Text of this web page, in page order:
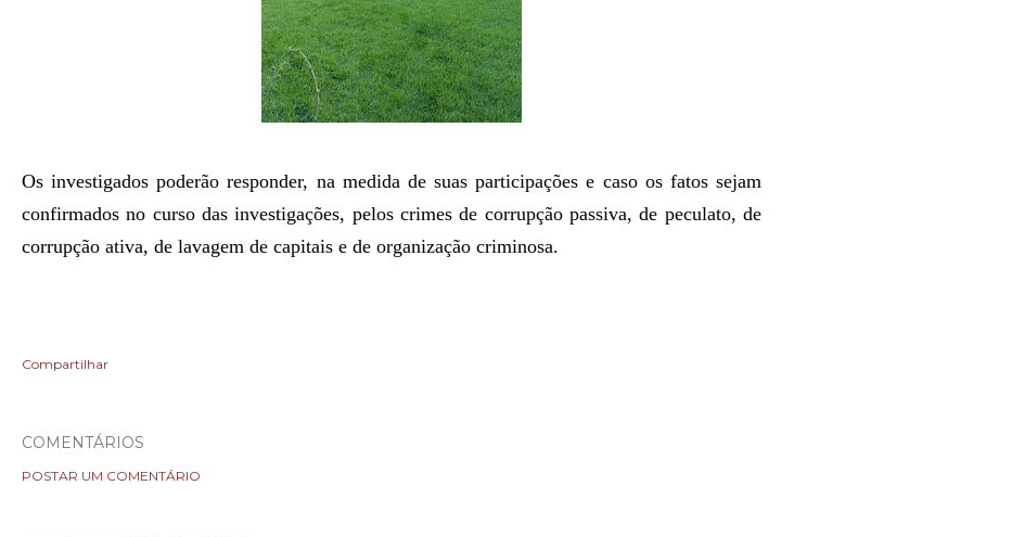
Os investigados poderão responder, na medida de suas participações e caso os fatos sejam
confirmados no curso das investigações, pelos crimes de corrupção passiva, de peculato, de
corrupção ativa, de lavagem de capitais e de organização criminosa.
Compartilhar
COMENTÁRIOS
POSTAR UM COMENTÁRIO